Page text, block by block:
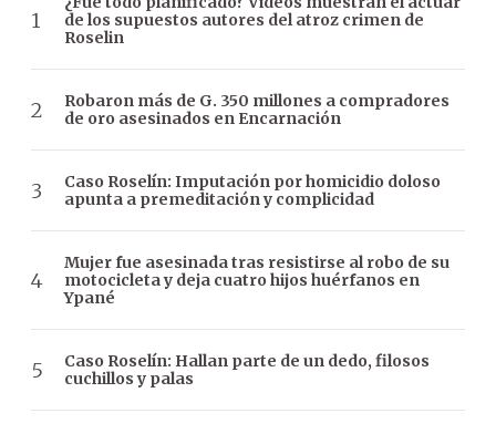
de los supuestos autores del atroz crimen de
Roselin
Robaron más de G. 350 millones a compradores
de oro asesinados en Encarnación
Caso Roselín: Imputación por homicidio doloso
apunta a premeditación y complicidad
Mujer fue asesinada tras resistirse al robo de su
motocicleta y deja cuatro hijos huérfanos en
Ypané
Caso Roselín: Hallan parte de un dedo, filosos
cuchillos y palas